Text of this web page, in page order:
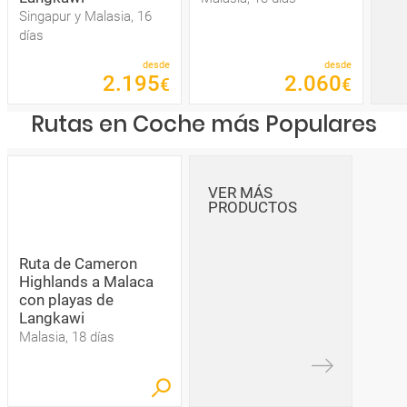
Singapur y Malasia, 16
días
desde
2.195€
desde
2.060€
Rutas en Coche más Populares
Ruta de Cameron
Highlands a Malaca
con playas de
Langkawi
Malasia, 18 días
VER MÁS
PRODUCTOS